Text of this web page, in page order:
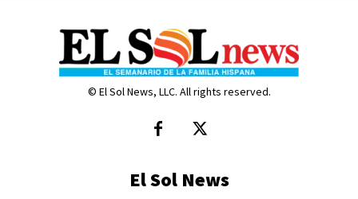
© El Sol News, LLC. All rights reserved.
El Sol News